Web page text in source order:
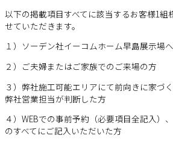
以下の掲載項目すべてに該当するお客様1組
せていただきます。
１）ソーデン社イーコムホーム早島展示場
２）ご夫婦またはご家族でのご来場の方
３）弊社施工可能エリアにて前向きに家づ
弊社営業担当が判断した方
４）WEBでの事前予約（必要項目全記入）
のすべてにご記入いただいた方